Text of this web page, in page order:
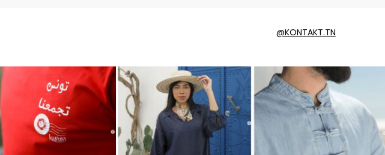
@KONTAKT.TN